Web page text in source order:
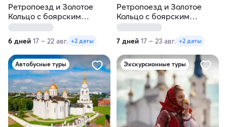
Ретропоезд и Золотое
Кольцо с боярским
размахом за 6 дней
6 дней 17 – 22 авг. +2 даты
Ретропоезд и Золотое
Кольцо с боярским
размахом за 7 дней
7 дней 17 – 23 авг. +2 даты
Автобусные туры Экскурсионные туры